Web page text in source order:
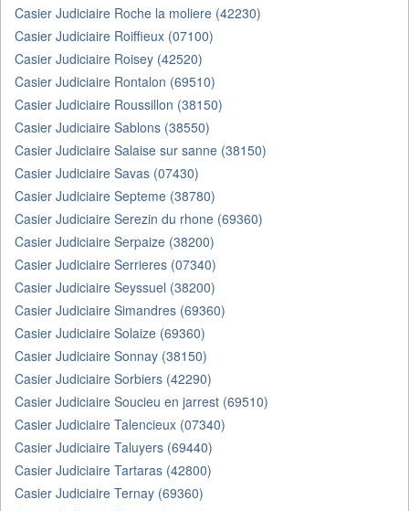
Casier Judiciaire Roche la moliere (42230)
Casier Judiciaire Roiffieux (07100)
Casier Judiciaire Roisey (42520)
Casier Judiciaire Rontalon (69510)
Casier Judiciaire Roussillon (38150)
Casier Judiciaire Sablons (38550)
Casier Judiciaire Salaise sur sanne (38150)
Casier Judiciaire Savas (07430)
Casier Judiciaire Septeme (38780)
Casier Judiciaire Serezin du rhone (69360)
Casier Judiciaire Serpaize (38200)
Casier Judiciaire Serrieres (07340)
Casier Judiciaire Seyssuel (38200)
Casier Judiciaire Simandres (69360)
Casier Judiciaire Solaize (69360)
Casier Judiciaire Sonnay (38150)
Casier Judiciaire Sorbiers (42290)
Casier Judiciaire Soucieu en jarrest (69510)
Casier Judiciaire Talencieux (07340)
Casier Judiciaire Taluyers (69440)
Casier Judiciaire Tartaras (42800)
Casier Judiciaire Ternay (69360)